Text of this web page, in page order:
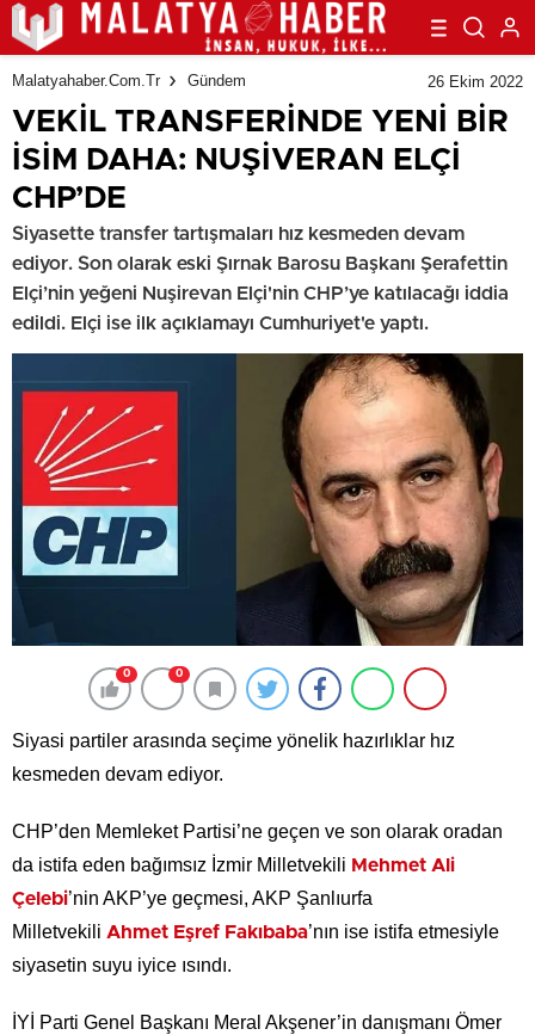
Malatyahaber.com.tr Gündem 26 Ekim 2022
VEKİL TRANSFERİNDE YENİ BİR
İSİM DAHA: NUŞİVERAN ELÇİ
CHP’DE
Siyasette transfer tartışmaları hız kesmeden devam
ediyor. Son olarak eski Şırnak Barosu Başkanı Şerafettin
Elçi’nin yeğeni Nuşirevan Elçi'nin CHP’ye katılacağı iddia
edildi. Elçi ise ilk açıklamayı Cumhuriyet'e yaptı.
0 0
Siyasi partiler arasında seçime yönelik hazırlıklar hız
kesmeden devam ediyor.
CHP’den Memleket Partisi’ne geçen ve son olarak oradan
da istifa eden bağımsız İzmir Milletvekili Mehmet Ali
Çelebi’nin AKP’ye geçmesi, AKP Şanlıurfa
Milletvekili Ahmet Eşref Fakıbaba’nın ise istifa etmesiyle
siyasetin suyu iyice ısındı.
İYİ Parti Genel Başkanı Meral Akşener’in danışmanı Ömer